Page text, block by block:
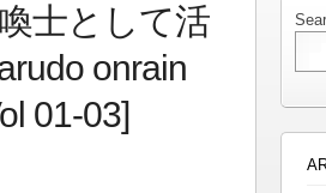
士として活
onrain
01-03]